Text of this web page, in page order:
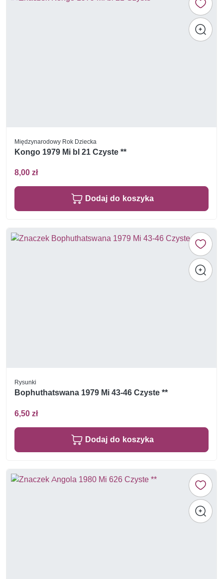
Międzynarodowy Rok Dziecka
Kongo 1979 Mi bl 21 Czyste **
8,00 zł
Dodaj do koszyka
Rysunki
Bophuthatswana 1979 Mi 43-46 Czyste **
6,50 zł
Dodaj do koszyka